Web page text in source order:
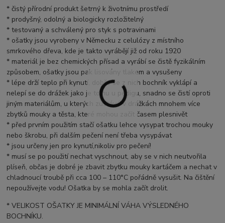
* čistý přírodní produkt šetrný k životnímu prostředí
* prodyšný, odolný a biologicky rozložitelný
* testovaný a schválený pro styk s potravinami
* ošatky jsou vyrobeny v Německu z celulózy z místního
smrkového dřeva, kde je takto vyrábějí již od roku 1920
* materiál je bez chemických přísad a vyrábí se čistě fyzikálním
způsobem, ošatky jsou pak lisovány tlakem a vysušeny
* lépe drží teplo při kynutí, dobře se z nich bochník vyklápí a
nelepí se do drážek jako je tomu u pedigu, snadno se čistí oproti
jiným materiálům, u kterých zustává v drážkách mnohem více
zbytků mouky a těsta, které mohou začít časem plesnivět
* před prvním použitím stačí ošatku lehce vysypat trochou mouky
nebo škrobu, při dalším pečení není třeba vysypávat
* jsou určeny jen pro kynutí,nikoliv pro pečení!
* musí se po použití nechat vyschnout, aby se v nich neutvořila
plíseň, občas je dobré je zbavit zbytku mouky kartáčem a nechat v
chladnoucí troubě při cca 100 – 110°C pořádně vysušit. Na čištění
nepoužívejte vodu! Ošatka by se mohla začít drolit.
* VELIKOST OŠATKY JE MINIMÁLNÍ VÁHA VÝSLEDNÉHO
BOCHNÍKU.